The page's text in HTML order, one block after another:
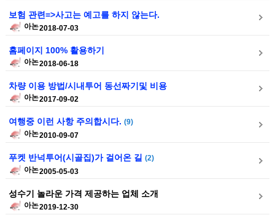
보험 관련=>사고는 예고를 하지 않는다.
아논2018-07-03
홈페이지 100% 활용하기
아논2018-06-18
차량 이용 방법/시내투어 동선짜기및 비용
아논2017-09-02
여행중 이런 사항 주의합시다. (9)
아논2010-09-07
푸켓 반넉투어(시골집)가 걸어온 길 (2)
아논2005-05-03
성수기 놀라운 가격 제공하는 업체 소개
아논2019-12-30